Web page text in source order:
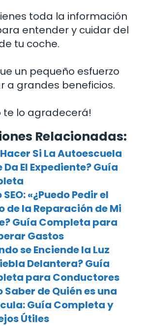
toda la información
entender y cuidar del
tu coche.
un pequeño esfuerzo
a grandes beneficios.
te lo agradecerá!
Relacionadas:
Si La Autoescuela
Da El Expediente? Guía
«¿Puedo Pedir el
de la Reparación de Mi
Guía Completa para
Gastos
se Enciende la Luz
Delantera? Guía
para Conductores
Saber de Quién es una
Guía Completa y
Útiles